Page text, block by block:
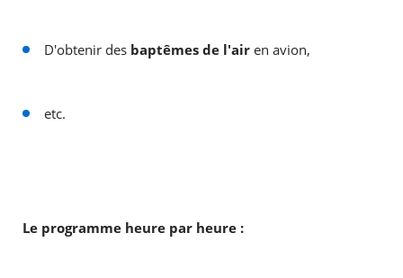
D'obtenir des baptêmes de l'airen avion,
etc.
Le programme heure par heure :